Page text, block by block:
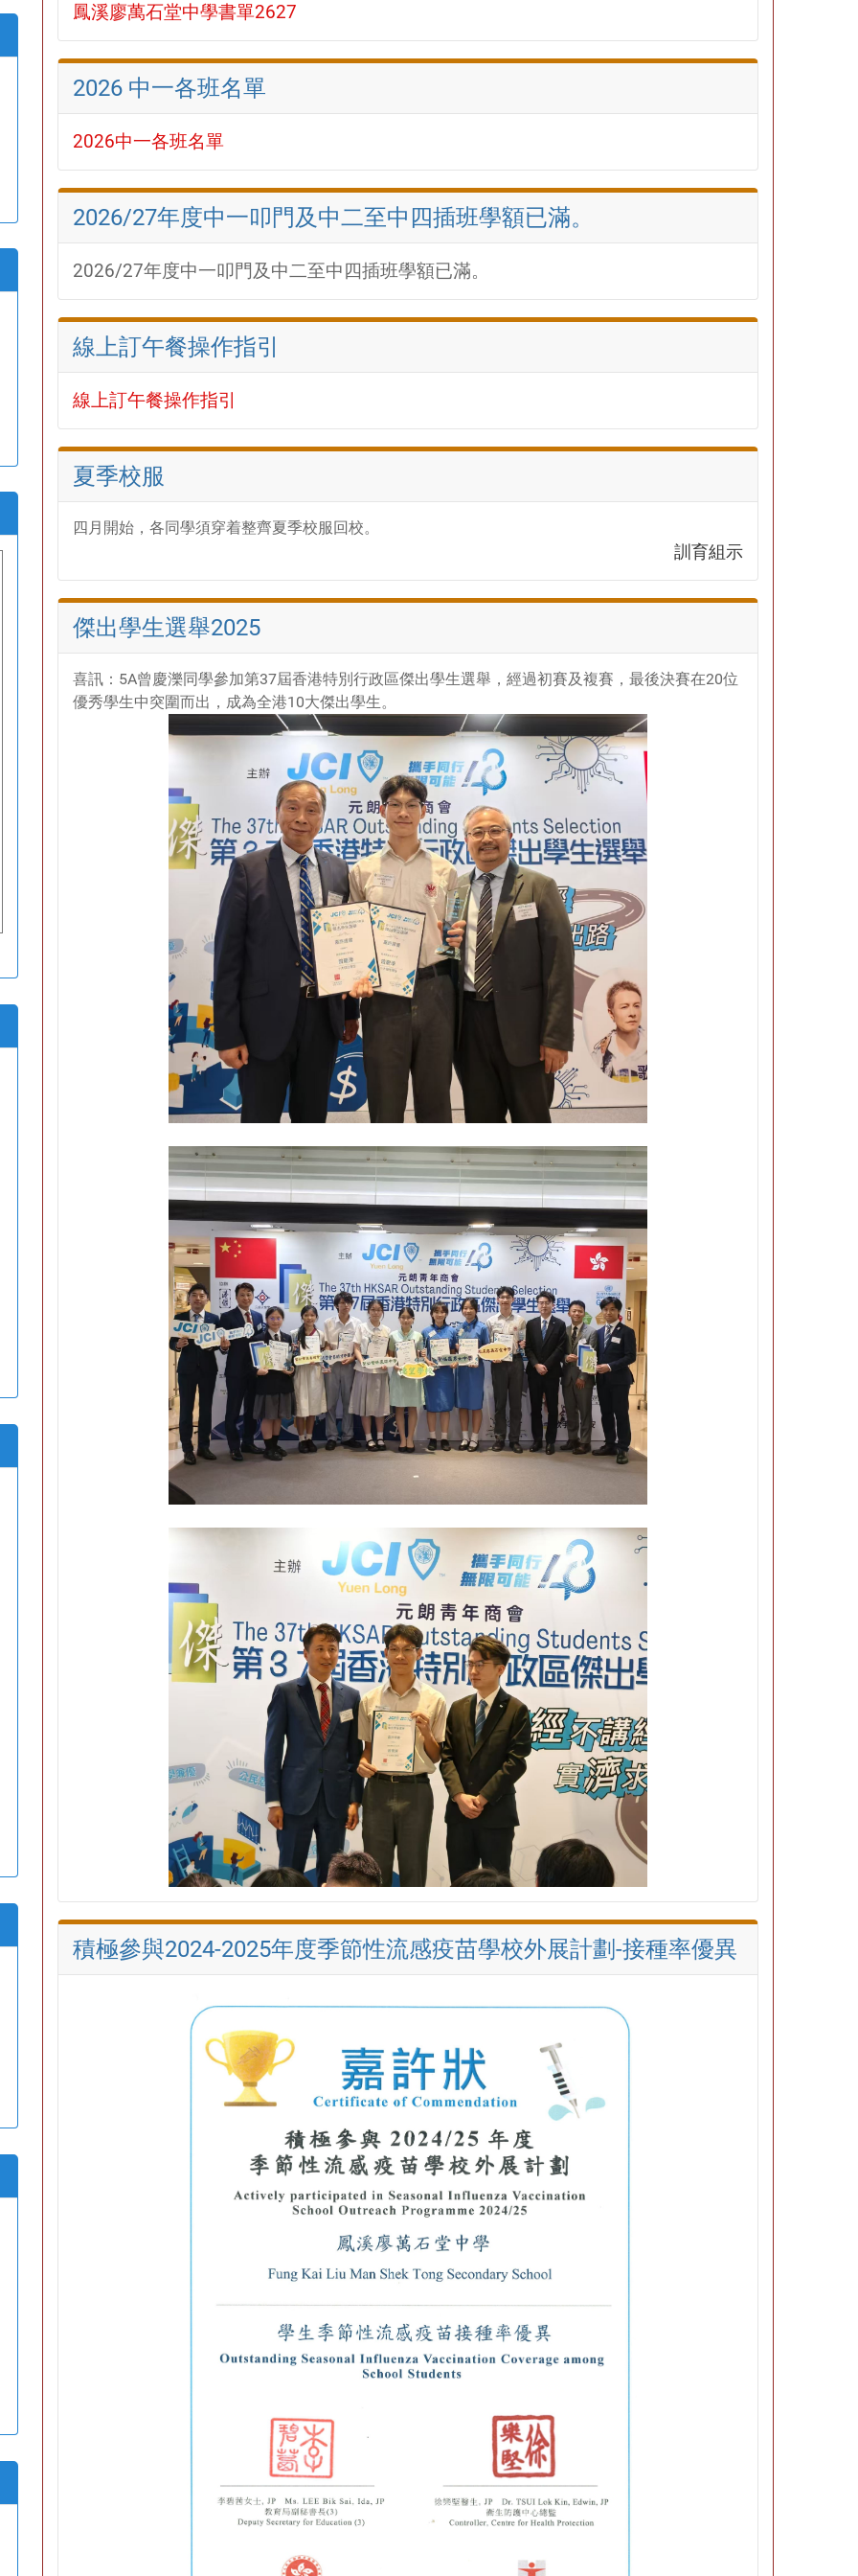
鳳溪廖萬石堂中學書單2627
2026 中一各班名單
2026中一各班名單
2026/27年度中一叩門及中二至中四插班學額已滿。
2026/27年度中一叩門及中二至中四插班學額已滿。
線上訂午餐操作指引
線上訂午餐操作指引
夏季校服
四月開始，各同學須穿着整齊夏季校服回校。
訓育組示
傑出學生選舉2025
喜訊：5A曾慶濼同學參加第37屆香港特別行政區傑出學生選舉，經過初賽及複賽，最後決賽在20位
優秀學生中突圍而出，成為全港10大傑出學生。
積極參與2024-2025年度季節性流感疫苗學校外展計劃-接種率優異